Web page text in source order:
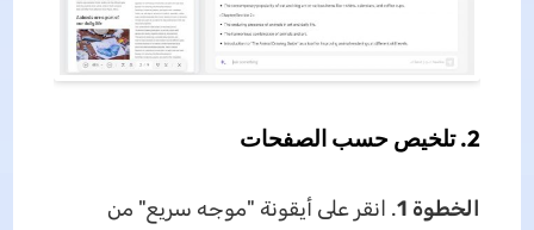
2. تلخيص حسب الصفحات
الخطوة 1
. انقر على أيقونة "موجه سريع" من